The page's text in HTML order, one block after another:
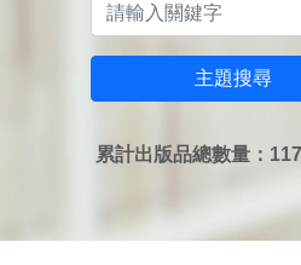
主題搜尋
累計出版品總數量：